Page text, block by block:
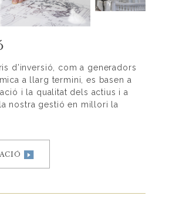
d’inversió, com a generadors
a llarg termini, es basen a
i la qualitat dels actius i a
nostra gestió en millori la